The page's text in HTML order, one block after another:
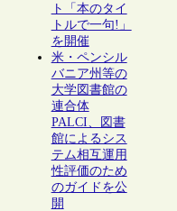
ト「本のタイ
トルで一句!」
を開催
米・ペンシル
バニア州等の
大学図書館の
連合体
PALCI、図書
館によるシス
テム相互運用
性評価のため
のガイドを公
開